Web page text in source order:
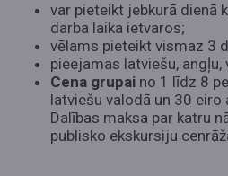
var pieteikt jebkurā dienā
darba laika ietvaros;
vēlams pieteikt vismaz 3
pieejamas latviešu, angļu,
Cena grupai no 1 līdz 8
latviešu valodā un 30 eiro
Dalības maksa par katru
publisko ekskursiju